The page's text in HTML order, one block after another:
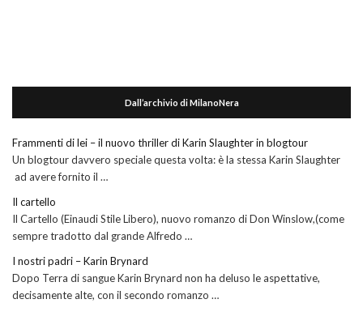
Dall’archivio di MilanoNera
Frammenti di lei – il nuovo thriller di Karin Slaughter in blogtour
Un blogtour davvero speciale questa volta: è la stessa Karin Slaughter
ad avere fornito il …
Il cartello
Il Cartello (Einaudi Stile Libero), nuovo romanzo di Don Winslow,(come
sempre tradotto dal grande Alfredo …
I nostri padri – Karin Brynard
Dopo Terra di sangue Karin Brynard non ha deluso le aspettative,
decisamente alte, con il secondo romanzo …